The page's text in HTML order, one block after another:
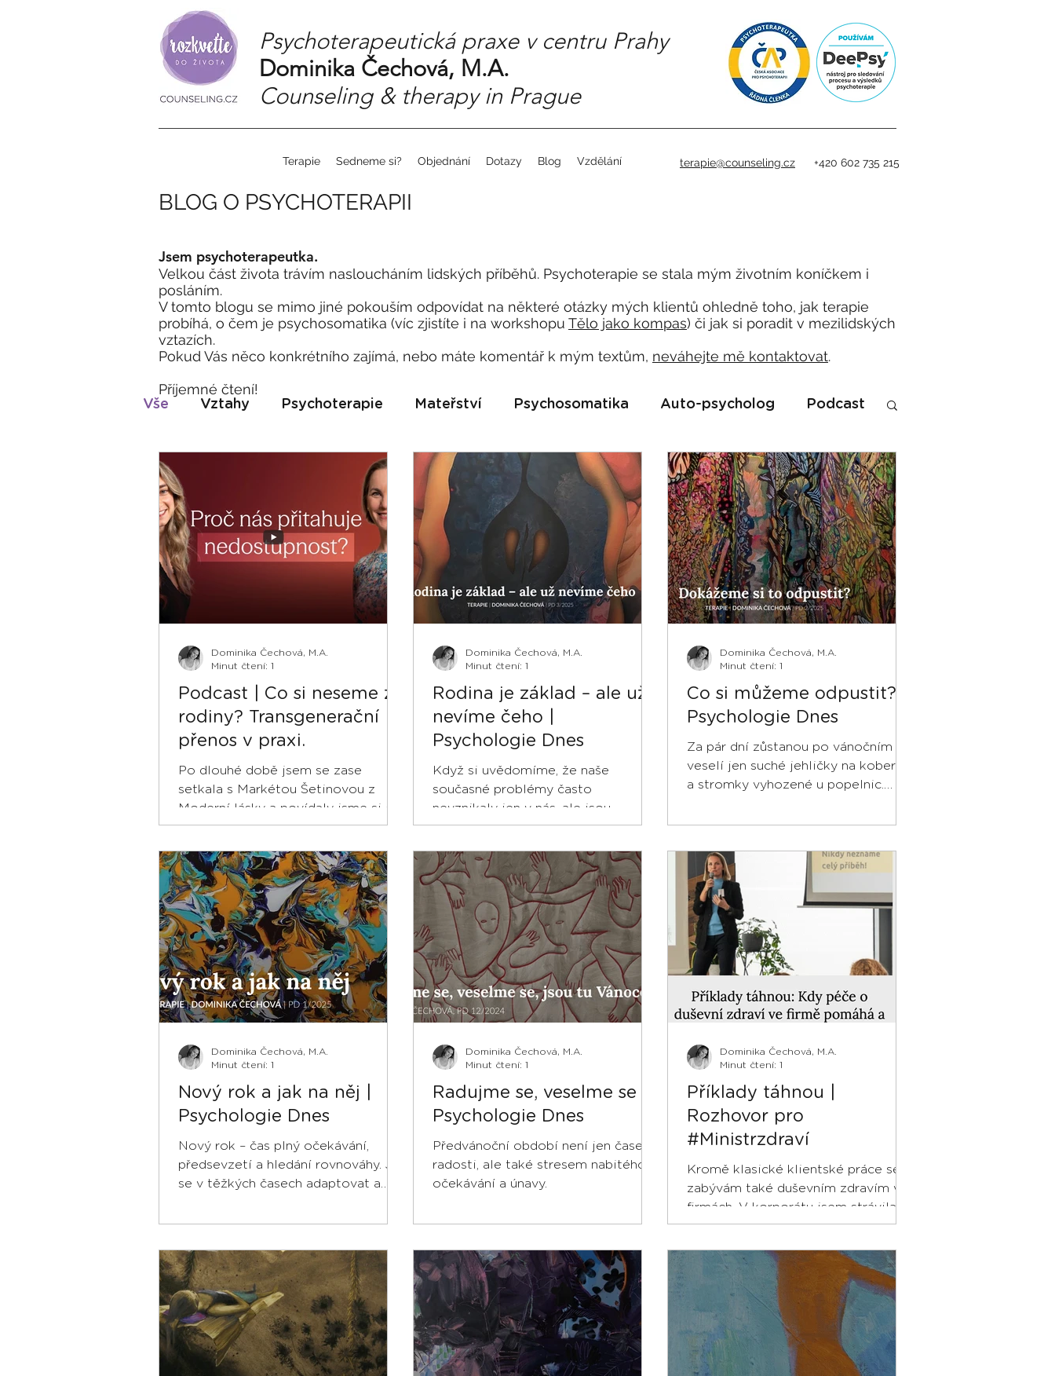
Psychoterapeutická praxe v centru Prahy
Dominika Čechová, M.A.
Counseling & therapy in Prague
Terapie Sedneme si? Objednání Dotazy Blog Vzdělání terapie@counseling.cz +420 602 735 215
BLOG O PSYCHOTERAPII
Jsem psychoterapeutka.
Velkou část života trávím nasloucháním lidských příběhů. Psychoterapie se stala mým životním koníčkem i
posláním.
V tomto blogu se mimo jiné pokouším odpovídat na některé otázky mých klientů ohledně toho, jak terapie
probíhá, o čem je psychosomatika (víc zjistíte i na workshopu Tělo jako kompas) či jak si poradit v mezilidských
vztazích.
Pokud Vás něco konkrétního zajímá, nebo máte komentář k mým textům, neváhejte mě kontaktovat.
Příjemné čtení!
Vše Vztahy Psychoterapie Mateřství Psychosomatika Auto-psycholog Podcast
Podcast | Co si neseme z
rodiny? Transgenerační
přenos v praxi.
Po dlouhé době jsem se zase
setkala s Markétou Šetinovou z
Moderní lásky a povídaly jsme si o
vztazích. Tentokrát hlavně o tom, co
neseme z rodiny, jak nás minulost
našich předků ovlivňuje v
současných vztazích a jak těmto
vzorcům lépe porozumět. Uvažovaly
jsme o tom, jak souvisí
transgenerační přenos s citovou
vazbou/attachmentem atd. Video
najdete na YouTube, nebo v plné
verzi na platformách HeroHero
Dominika Čechová, M.A.
Minut čtení: 1
Rodina je základ – ale už
nevíme čeho |
Psychologie Dnes
Když si uvědomíme, že naše
současné problémy často
nevznikaly jen v nás, ale jsou
důsledkem širšího rodinného
Dominika Čechová, M.A.
Minut čtení: 1
Co si můžeme odpustit? |
Psychologie Dnes
Za pár dní zůstanou po vánočním
veselí jen suché jehličky na koberci
a stromky vyhozené u popelnic.
samozřejmá
Dominika Čechová, M.A.
Minut čtení: 1
Nový rok a jak na něj |
Psychologie Dnes
Nový rok – čas plný očekávání,
předsevzetí a hledání rovnováhy. Jak
se v těžkých časech adaptovat a
Dominika Čechová, M.A.
Minut čtení: 1
Radujme se, veselme se |
Psychologie Dnes
Předvánoční období není jen časem
radosti, ale také stresem nabitého
očekávání a únavy.
Dominika Čechová, M.A.
Minut čtení: 1
Příklady táhnou |
Rozhovor pro
#Ministrzdraví
Kromě klasické klientské práce se
zabývám také duševním zdravím ve
firmách. V korporátu jsem strávila
jednu dekádu svého života, tak
Dominika Čechová, M.A.
Minut čtení: 1